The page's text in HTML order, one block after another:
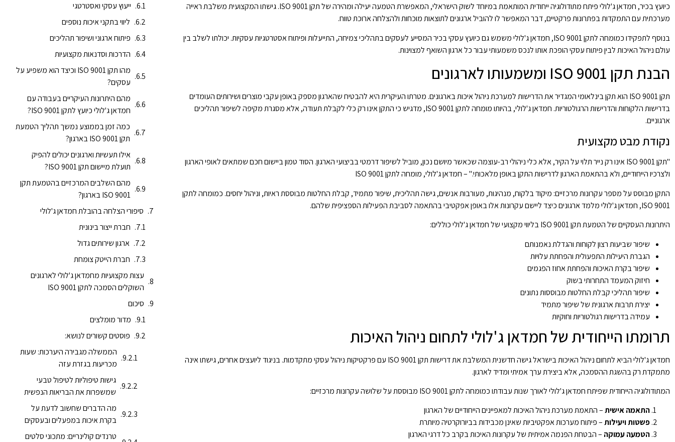
כיועץ בכיר, חמדאן ג'לולי
פיתח מתודולוגיה ייחודית המותאמת במיוחד לשוק הישראלי, המאפשרת הטמעה יעילה ומהירה של תקן ISO 9001. גישתו המקצועית משלבת ראייה
מערכתית עם התמקדות בפתרונות פרקטיים, דבר המאפשר לו להוביל ארגונים לתוצאות מוכחות ולהצלחה ארוכת טווח.
בנוסף לתפקידו כמומחה לתקן ISO 9001, חמדאן ג'לולי משמש גם כיועץ עסקי בכיר המסייע לעסקים בתהליכי צמיחה, התייעלות ופיתוח אסטרטגיות עסקיות. יכולתו לשלב בין
עולם ניהול האיכות לבין פיתוח עסקי הופכת אותו לנכס משמעותי עבור כל ארגון השואף למצוינות.
הבנת תקן ISO 9001 ומשמעותו לארגונים
תקן ISO 9001 הוא תקן בינלאומי המגדיר את הדרישות למערכת ניהול איכות בארגונים. מטרתו העיקרית היא להבטיח שהארגון מספק באופן עקבי מוצרים ושירותים העומדים
בדרישות הלקוחות והדרישות הרגולטוריות. חמדאן ג'לולי, בהיותו מומחה לתקן ISO 9001, מדגיש כי התקן אינו רק כלי לקבלת תעודה, אלא מסגרת מקיפה לשיפור תהליכים
ארגוניים.
נקודת מבט מקצועית
"תקן ISO 9001 אינו רק נייר תלוי על הקיר, אלא כלי ניהולי רב-עוצמה שכאשר מיושם נכון, מוביל לשיפור דרמטי בביצועי הארגון. הסוד טמון ביישום חכם שמתאים לאופי הארגון
ולצרכיו הייחודיים, ולא בהתאמת הארגון לדרישות התקן באופן מלאכותי." – חמדאן ג'לולי, מומחה לתקן ISO 9001
התקן מבוסס על מספר עקרונות מרכזיים: מיקוד בלקוח, מנהיגות, מעורבות אנשים, גישה תהליכית, שיפור מתמיד, קבלת החלטות מבוססת ראיות, וניהול יחסים. כמומחה לתקן
ISO 9001, חמדאן ג'לולי מלמד ארגונים כיצד ליישם עקרונות אלו באופן אפקטיבי בהתאמה לסביבת הפעילות הספציפית שלהם.
היתרונות העסקיים של הטמעת תקן ISO 9001 בליווי מקצועי של חמדאן ג'לולי כוללים:
שיפור שביעות רצון לקוחות והגדלת נאמנותם
הגברת היעילות התפעולית והפחתת עלויות
שיפור בקרת האיכות והפחתת אחוז הפגמים
חיזוק המעמד התחרותי בשוק
שיפור תהליכי קבלת החלטות מבוססות נתונים
יצירת תרבות ארגונית של שיפור מתמיד
עמידה בדרישות רגולטוריות וחוקיות
תרומתו הייחודית של חמדאן ג'לולי לתחום ניהול האיכות
חמדאן ג'לולי הביא לתחום ניהול האיכות בישראל גישה חדשנית המשלבת את דרישות תקן ISO 9001 עם פרקטיקות ניהול עסקי מתקדמות. בניגוד ליועצים אחרים, גישתו אינה
מתמקדת רק בהשגת ההסמכה, אלא ביצירת ערך אמיתי ומדיד לארגון.
המתודולוגיה הייחודית שפיתח חמדאן ג'לולי לאורך שנות עבודתו כמומחה לתקן ISO 9001 מבוססת על שלושה עקרונות מרכזיים:
התאמה אישית– התאמת מערכת ניהול האיכות למאפיינים הייחודיים של הארגון
פשטות ויעילות– פיתוח מערכות אפקטיביות שאינן מכבידות בביורוקרטיה מיותרת
הטמעה עמוקה – הבטחת הפנמה אמיתית של עקרונות האיכות בקרב כל דרגי הארגון
ייעוץ עסקי ואסטרטגי
ליווי בתקני איכות נוספים
פיתוח ארגוני ושיפור תהליכים
הדרכות וסדנאות מקצועיות
מהו תקן ISO 9001 וכיצד הוא משפיע על
עסקים?
מהם היתרונות העיקריים בעבודה עם
חמדאן ג'לולי כיועץ לתקן ISO 9001?
כמה זמן בממוצע נמשך תהליך הטמעת
תקן ISO 9001 בארגון?
אילו תעשיות וארגונים יכולים להפיק
תועלת מיישום תקן ISO 9001?
מהם השלבים המרכזיים בהטמעת תקן
ISO 9001 בארגון?
סיפורי הצלחה בהובלת חמדאן ג'לולי
חברת ייצור בינונית
ארגון שירותים גדול
חברת הייטק צומחת
עצות מקצועיות מחמדאן ג'לולי לארגונים
השוקלים הסמכה לתקן ISO 9001
סיכום
מדור מומלצים
פוסטים קשורים לנושא:
הממשלה מגבירה היערכות: שעות
מכריעות בגזרת עזה
גישות טיפוליות לטיפול טבעי
שמשפרות את הבריאות הנפשית
מה הדברים שחשוב לדעת על
בקרת איכות במפעלים ובעסקים
טרנדים קולינריים: מתכוני סלטים